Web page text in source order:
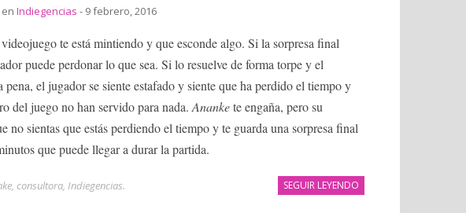
en Indiegencias - 9 febrero, 2016
te está mintiendo y que esconde algo. Si la sorpresa final
puede perdonar lo que sea. Si lo resuelve de forma torpe y el
pena, el jugador se siente estafado y siente que ha perdido el tiempo y
del juego no han servido para nada. Anankete engaña, pero su
no sientas que estás perdiendo el tiempo y te guarda una sorpresa final
que puede llegar a durar la partida.
SEGUIR LEYENDO
, consultora, Indiegencias.